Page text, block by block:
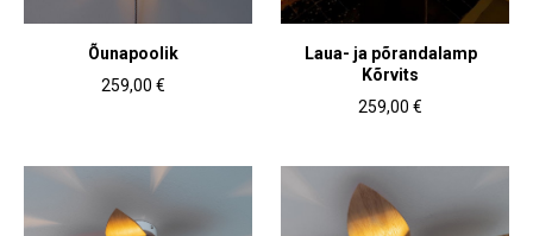
Õunapoolik
259,00 €
Laua- ja põrandalamp
Kõrvits
259,00 €